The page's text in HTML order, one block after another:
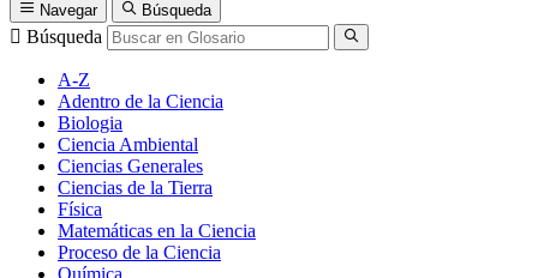
Navegar Búsqueda
Búsqueda
A-Z
Adentro de la Ciencia
Biologia
Ciencia Ambiental
Ciencias Generales
Ciencias de la Tierra
Física
Matemáticas en la Ciencia
Proceso de la Ciencia
Química